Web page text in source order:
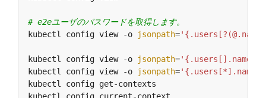
# e2eユーザのパスワードを取得します。
kubectl config view -o
jsonpath=
kubectl config view -o jsonpath='{.users[].name}'
kubectl config view -o
jsonpath='{.users[*].name}'
kubectl config get-